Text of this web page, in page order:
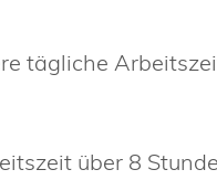
tägliche
über 8